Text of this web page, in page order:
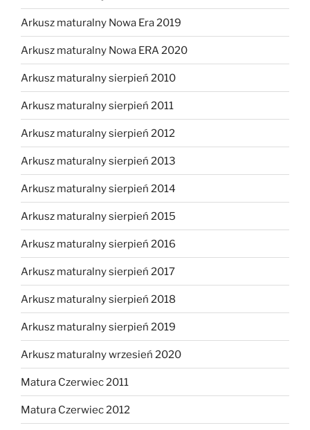
Arkusz maturalny Nowa Era 2019
Arkusz maturalny Nowa ERA 2020
Arkusz maturalny sierpień 2010
Arkusz maturalny sierpień 2011
Arkusz maturalny sierpień 2012
Arkusz maturalny sierpień 2013
Arkusz maturalny sierpień 2014
Arkusz maturalny sierpień 2015
Arkusz maturalny sierpień 2016
Arkusz maturalny sierpień 2017
Arkusz maturalny sierpień 2018
Arkusz maturalny sierpień 2019
Arkusz maturalny wrzesień 2020
Matura Czerwiec 2011
Matura Czerwiec 2012